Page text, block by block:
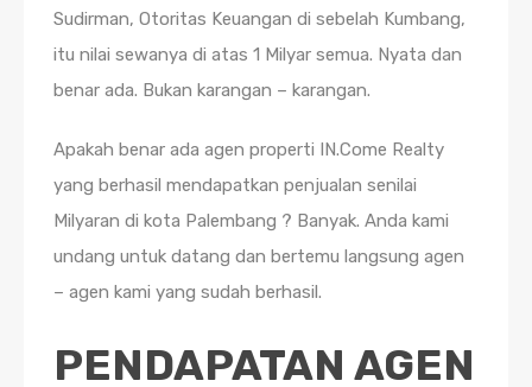
Sudirman, Otoritas Keuangan di sebelah Kumbang,
itu nilai sewanya di atas 1 Milyar semua. Nyata dan
benar ada. Bukan karangan – karangan.
Apakah benar ada agen properti IN.Come Realty
yang berhasil mendapatkan penjualan senilai
Milyaran di kota Palembang ? Banyak. Anda kami
undang untuk datang dan bertemu langsung agen
– agen kami yang sudah berhasil.
PENDAPATAN AGEN